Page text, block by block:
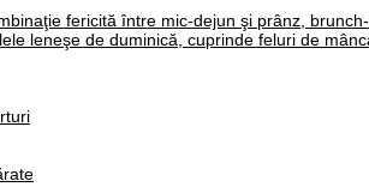
fericită între mic-dejun şi prânz,
leneşe de duminică, cuprinde feluri de